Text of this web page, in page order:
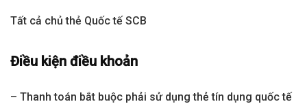
Tất cả chủ thẻ Quốc tế SCB
Điều kiện điều khoản
– Thanh toán bắt buộc phải sử dụng thẻ tín dụng quốc tế